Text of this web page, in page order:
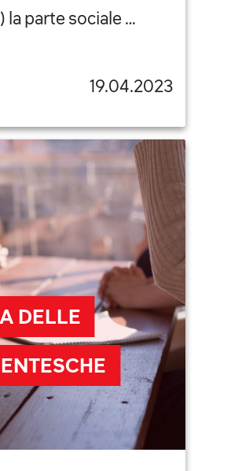
la parte sociale …
19.04.2023
DELLE